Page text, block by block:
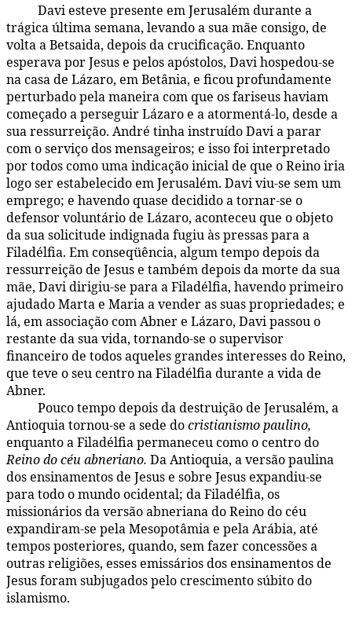
Davi esteve presente em Jerusalém durante a
trágica última semana, levando a sua mãe consigo, de
volta a Betsaida, depois da crucificação. Enquanto
esperava por Jesus e pelos apóstolos, Davi hospedou-se
na casa de Lázaro, em Betânia, e ficou profundamente
perturbado pela maneira com que os fariseus haviam
começado a perseguir Lázaro e a atormentá-lo, desde a
sua ressurreição. André tinha instruído Davi a parar
com o serviço dos mensageiros; e isso foi interpretado
por todos como uma indicação inicial de que o Reino iria
logo ser estabelecido em Jerusalém. Davi viu-se sem um
emprego; e havendo quase decidido a tornar-se o
defensor voluntário de Lázaro, aconteceu que o objeto
da sua solicitude indignada fugiu às pressas para a
Filadélfia. Em conseqüência, algum tempo depois da
ressurreição de Jesus e também depois da morte da sua
mãe, Davi dirigiu-se para a Filadélfia, havendo primeiro
ajudado Marta e Maria a vender as suas propriedades; e
lá, em associação com Abner e Lázaro, Davi passou o
restante da sua vida, tornando-se o supervisor
financeiro de todos aqueles grandes interesses do Reino,
que teve o seu centro na Filadélfia durante a vida de
Abner.
Pouco tempo depois da destruição de Jerusalém, a
Antioquia tornou-se a sede docristianismo paulino,
enquanto a Filadélfia permaneceu como o centro do
Reino do céu abneriano. Da Antioquia, a versão paulina
dos ensinamentos de Jesus e sobre Jesus expandiu-se
para todo o mundo ocidental; da Filadélfia, os
missionários da versão abneriana do Reino do céu
expandiram-se pela Mesopotâmia e pela Arábia, até
tempos posteriores, quando, sem fazer concessões a
outras religiões, esses emissários dos ensinamentos de
Jesus foram subjugados pelo crescimento súbito do
islamismo.